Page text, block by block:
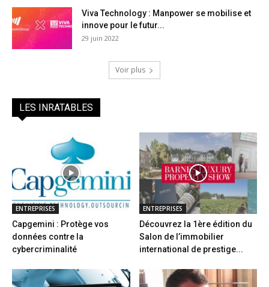
Viva Technology : Manpower se mobilise et
innove pour le futur...
29 juin 2022
Voir plus
LES INRATABLES
ENTREPRISES
Capgemini : Protège vos
données contre la
cybercriminalité
ENTREPRISES
Découvrez la 1ère édition du
Salon de l’immobilier
international de prestige...